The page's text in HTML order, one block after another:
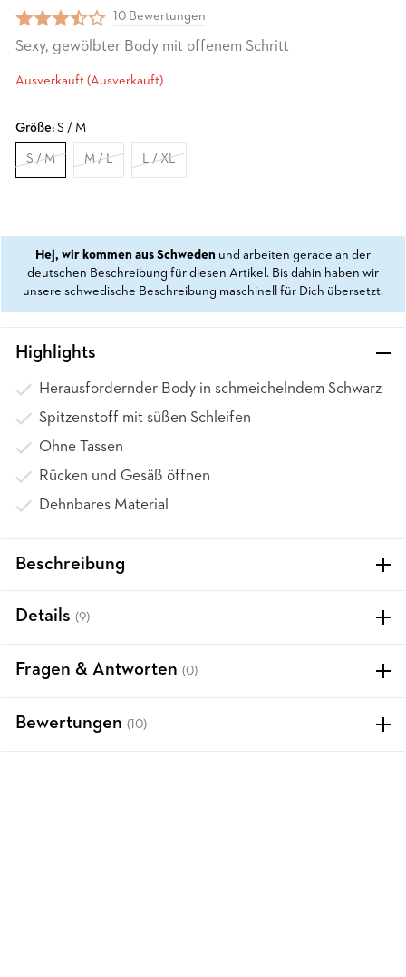
10 Bewertungen
Sexy, gewölbter Body mit offenem Schritt
Ausverkauft (Ausverkauft)
Größe: S / M
S / M M / L L / XL
Hej, wir kommen aus Schweden und arbeiten gerade an der
deutschen Beschreibung für diesen Artikel. Bis dahin haben wir
unsere schwedische Beschreibung maschinell für Dich übersetzt.
Highlights
Herausfordernder Body in schmeichelndem Schwarz
Spitzenstoff mit süßen Schleifen
Ohne Tassen
Rücken und Gesäß öffnen
Dehnbares Material
Beschreibung
Details (9)
Fragen & Antworten (0)
Bewertungen (10)